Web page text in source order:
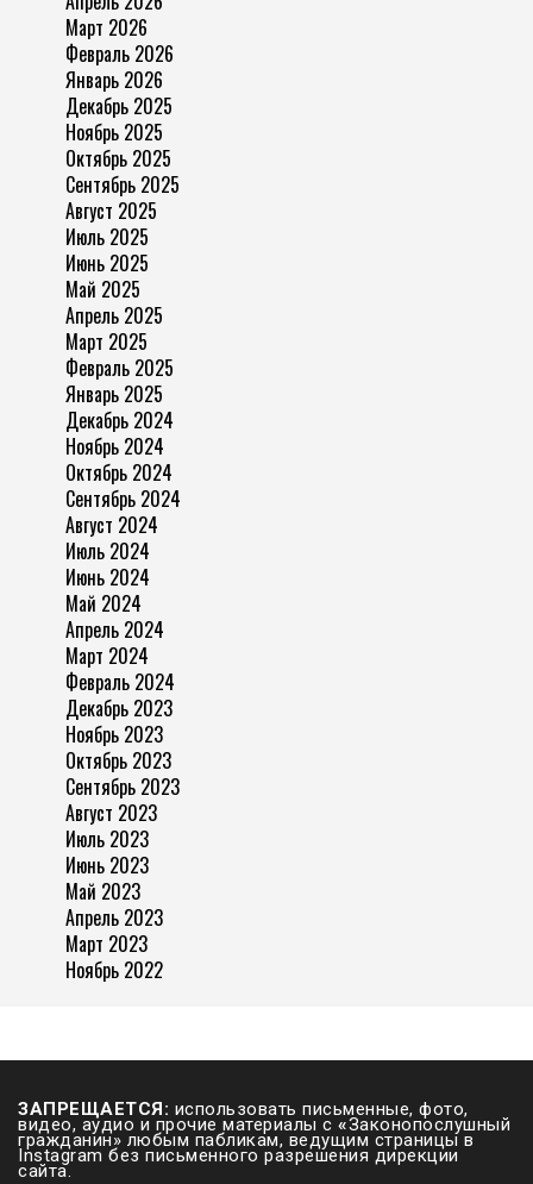
Март 2026
Февраль 2026
Январь 2026
Декабрь 2025
Ноябрь 2025
Октябрь 2025
Сентябрь 2025
Август 2025
Июль 2025
Июнь 2025
Май 2025
Апрель 2025
Март 2025
Февраль 2025
Январь 2025
Декабрь 2024
Ноябрь 2024
Октябрь 2024
Сентябрь 2024
Август 2024
Июль 2024
Июнь 2024
Май 2024
Апрель 2024
Март 2024
Февраль 2024
Декабрь 2023
Ноябрь 2023
Октябрь 2023
Сентябрь 2023
Август 2023
Июль 2023
Июнь 2023
Май 2023
Апрель 2023
Март 2023
Ноябрь 2022
ЗАПРЕЩАЕТСЯ: использовать письменные, фото,
видео, аудио и прочие материалы с «Законопослушный
гражданин» любым пабликам, ведущим страницы в
Instagram без письменного разрешения дирекции
сайта.